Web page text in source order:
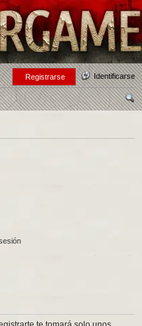
Identificarse
Registrarse